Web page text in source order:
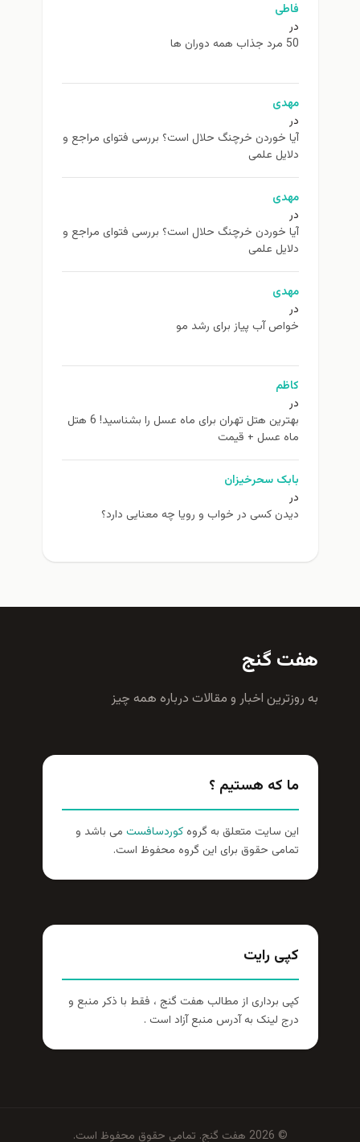
فاطی
در
50 مرد جذاب همه دوران ها
مهدی
در
آیا خوردن خرچنگ حلال است؟ بررسی فتوای مراجع و
دلایل علمی
مهدی
در
آیا خوردن خرچنگ حلال است؟ بررسی فتوای مراجع و
دلایل علمی
مهدی
در
خواص آب پیاز برای رشد مو
کاظم
در
بهترین هتل تهران برای ماه عسل را بشناسید! 6 هتل
ماه عسل + قیمت
بابک سحرخیزان
در
دیدن کسی در خواب و رویا چه معنایی دارد؟
هفت گنج
به روزترين اخبار و مقالات درباره همه چيز
ما که هستیم ؟
این سایت متعلق به گروهکوردسافست می باشد و
تمامی حقوق برای این گروه محفوظ است.
کپی رایت
کپی برداری از مطالب هفت گنج ، فقط با ذکر منبع و
درج لینک به آدرس منبع آزاد است .
© 2026 هفت گنج. تمامی حقوق محفوظ است.